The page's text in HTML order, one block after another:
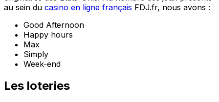
au sein du casino en ligne français FDJ.fr, nous avons :
Good Afternoon
Happy hours
Max
Simply
Week-end
Les loteries